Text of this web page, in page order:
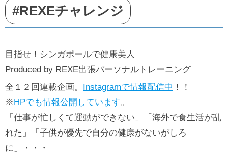
#REXEチャレンジ
目指せ！シンガポールで健康美人
Produced by REXE出張パーソナルトレーニング
全１２回連載企画。 Instagramで情報配信中 ！！
※HPでも情報公開しています。
「仕事が忙しくて運動ができない」「海外で食生活が乱
れた」「子供が優先で自分の健康がないがしろ
に」・・・